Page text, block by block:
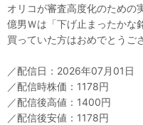
オリコが審査高度化のための
億男Ｗは「下げ止まったかな
買っていた方はおめでとうご
／配信日：2026年07月01日
／配信時株価：1178円
／配信後高値：1400円
／配信後安値：1178円